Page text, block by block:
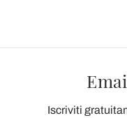
Iscriviti